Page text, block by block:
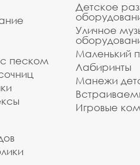
песком
Детское
Уличное
Маленький
Лабиринты
Манежи
Игровые